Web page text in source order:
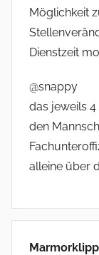
Möglichkeit
Dienstzeit
@snappy
das jeweils
den
alleine über